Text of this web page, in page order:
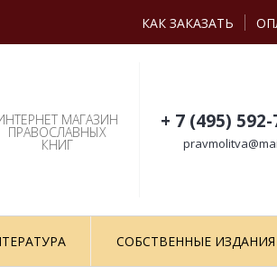
КАК ЗАКАЗАТЬ
МАГАЗИН
ПРАВОСЛАВНЫХ
КНИГ
+ 7 (495)
СОБСТВЕННЫЕ ИЗДАНИЯ